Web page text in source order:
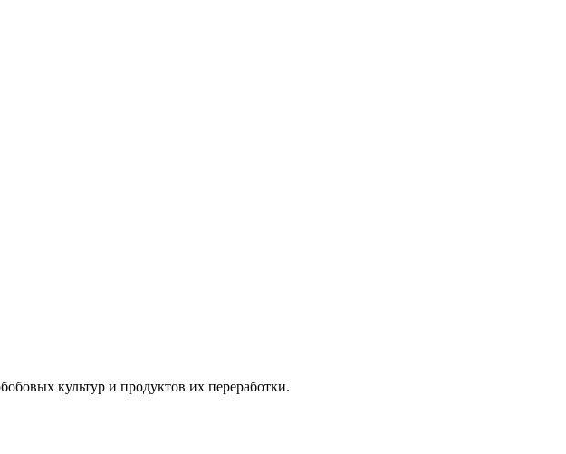
культур и продуктов их переработки.